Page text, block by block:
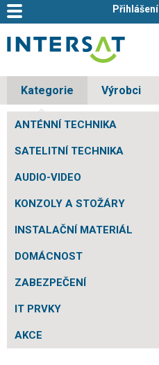
Přihlášení
Kategorie Výrobci
ANTÉNNÍ TECHNIKA
SATELITNÍ TECHNIKA
AUDIO-VIDEO
KONZOLY A STOŽÁRY
INSTALAČNÍ MATERIÁL
DOMÁCNOST
ZABEZPEČENÍ
IT PRVKY
AKCE